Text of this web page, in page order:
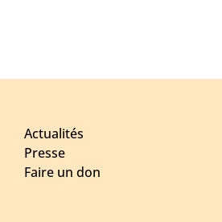
Actualités
Presse
Faire un don